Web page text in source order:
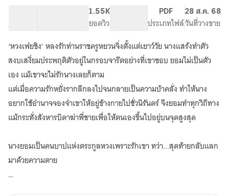
เล่ม
6
อยู่
มุม
ห้อง
แล้ว
จำนวนคำ จำนวนหน้า (A5)
1.55K
ยอดวิวระดับเนื้อหา
PDF
ประเภทไฟล์
28 ส.ค. 68
วันที่วางขาย
‘หวงเฟยชิง’ หลงรักท่านราชครูหยวนจิ่งตั้งแต่เยาว์วัย นางแสร้งทำตัว
สงบเสงี่ยมประพฤติตัวอยู่ในกรอบจารีตอย่างที่เขาชอบ ยอมไม่เป็นตัว
เอง แม้เขาจะไม่รักนางเลยก็ตาม
แต่เมื่อความรักหยั่งรากลึกลงไปจนกลายเป็นความบ้าคลั่ง ทำให้นาง
อยากใช้อำนาจจองจำเขาให้อยู่ข้างกายไปชั่วนิรันดร์ จึงยอมทำทุกวิถีทาง
แม้กระทั่งสังหารบิดาฆ่าพี่ชายเพื่อให้ตนเองขึ้นไปอยู่บนจุดสูงสุด
นางยอมเป็นคนบาปแห่งตระกูลหวงเพราะรักเขา ทว่า...สุดท้ายกลับแลก
มาด้วยความตาย